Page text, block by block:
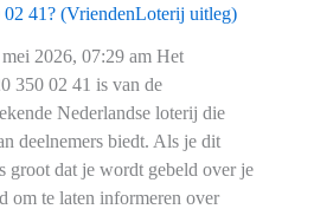
41? (VriendenLoterij uitleg)
2026, 07:29 am Het
350 02 41 is van de
Nederlandse loterij die
deelnemers biedt. Als je dit
groot dat je wordt gebeld over je
om te laten informeren over